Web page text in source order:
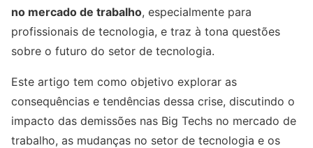
no mercado de trabalho, especialmente para
profissionais de tecnologia, e traz à tona questões
sobre o futuro do setor de tecnologia.
Este artigo tem como objetivo explorar as
consequências e tendências dessa crise, discutindo o
impacto das demissões nas Big Techs no mercado de
trabalho, as mudanças no setor de tecnologia e os